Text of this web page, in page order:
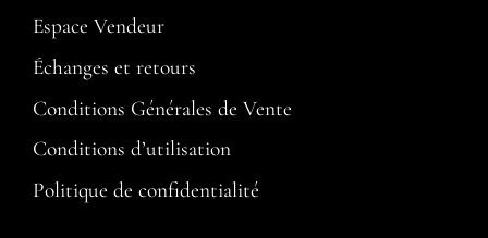
Espace Vendeur
Échanges et retours
Conditions Générales de Vente
Conditions d’utilisation​
Politique de confidentialité